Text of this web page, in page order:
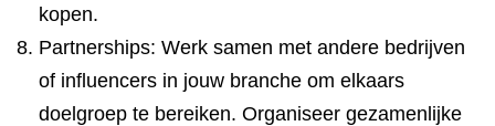
kopen.
Partnerships: Werk samen met andere bedrijven
of influencers in jouw branche om elkaars
doelgroep te bereiken. Organiseer gezamenlijke